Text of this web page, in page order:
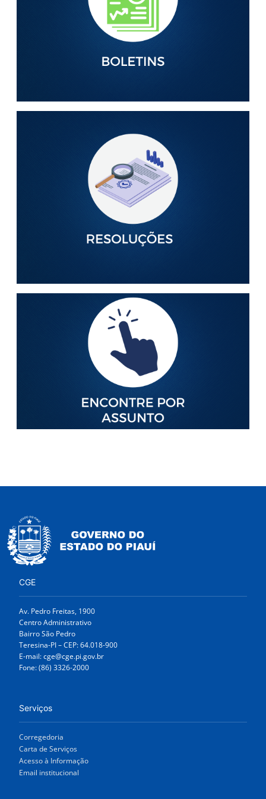
CGE
Av. Pedro Freitas, 1900
Centro Administrativo
Bairro São Pedro
Teresina-PI – CEP: 64.018-900
E-mail: cge@cge.pi.gov.br
Fone: (86) 3326-2000
Serviços
Corregedoria
Carta de Serviços
Acesso à Informação
Email institucional